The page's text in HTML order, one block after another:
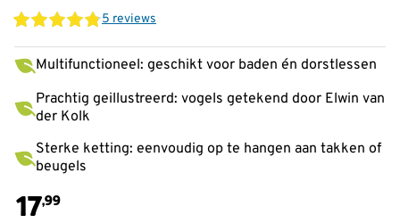
5 reviews
Multifunctioneel: geschikt voor baden én dorstlessen
Prachtig geillustreerd: vogels getekend door Elwin van
der Kolk
Sterke ketting: eenvoudig op te hangen aan takken of
beugels
17,99